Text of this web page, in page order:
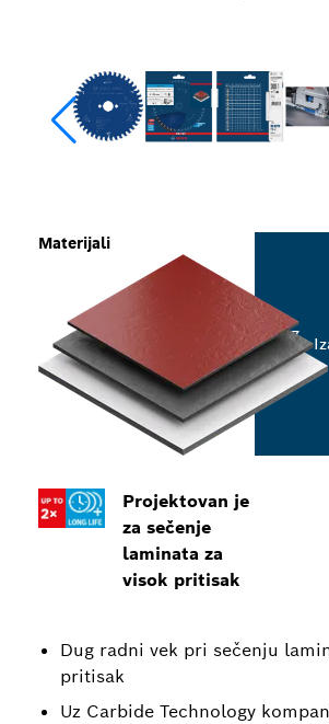
Projektovan je
za sečenje
laminata za
visok pritisak
Dug radni vek pri sečenju
pritisak
Uz Carbide Technology
Materijali